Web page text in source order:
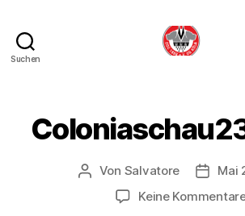
Suchen
Beitragsautor
Von Salvatore
Mai
Keine